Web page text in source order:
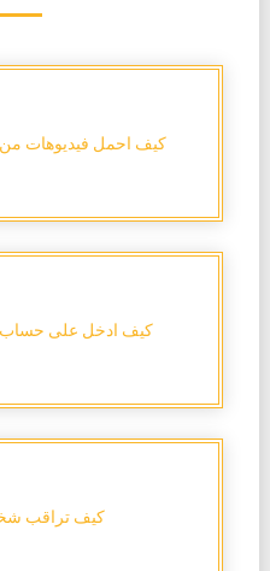
كيف احمل فيديوهات من
كيف ادخل على
كيف تراقب